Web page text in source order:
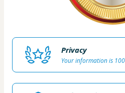
Privacy
Your information is